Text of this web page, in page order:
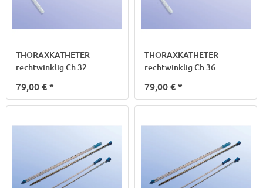
THORAXKATHETER
rechtwinklig Ch 32
79,00 €*
THORAXKATHETER
rechtwinklig Ch 36
79,00 €*